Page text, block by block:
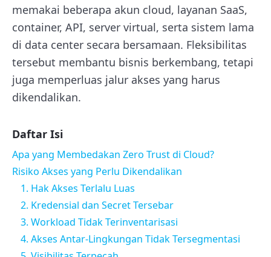
memakai beberapa akun cloud, layanan SaaS,
container, API, server virtual, serta sistem lama
di data center secara bersamaan. Fleksibilitas
tersebut membantu bisnis berkembang, tetapi
juga memperluas jalur akses yang harus
dikendalikan.
Daftar Isi
Apa yang Membedakan Zero Trust di Cloud?
Risiko Akses yang Perlu Dikendalikan
1. Hak Akses Terlalu Luas
2. Kredensial dan Secret Tersebar
3. Workload Tidak Terinventarisasi
4. Akses Antar-Lingkungan Tidak Tersegmentasi